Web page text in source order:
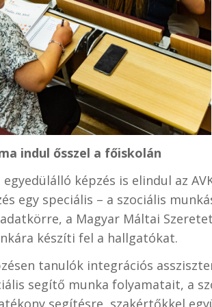
indul ősszel a főiskolán
képzés is elindul az
egy speciális – a szociális
a Magyar Máltai
készíti fel a hallgatókat.
tanulók integrációs
segítő munka folyamatait, a